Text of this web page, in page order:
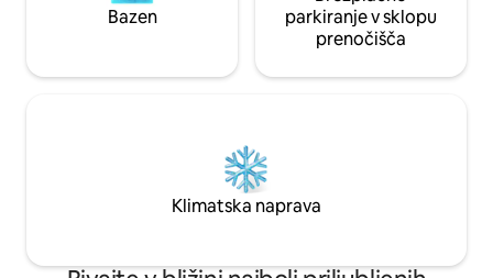
Bazen
parkiranje v sklopu
prenočišča
Klimatska naprava